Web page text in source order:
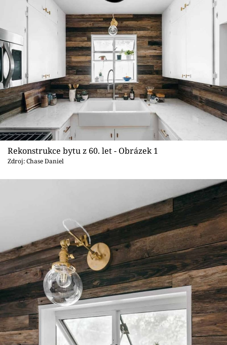
Přihlášení
Sledujte nás
Rekonstrukce bytu z 60. let - Obrázek 1
Zdroj: Chase Daniel